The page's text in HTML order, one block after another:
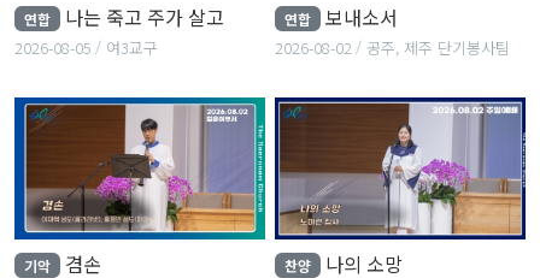
연합 나는 죽고 주가 살고
2026-08-05 여3교구
연합 보내소서
2026-08-02 공주, 제주 단기봉사팀
기악 겸손 찬양 나의 소망